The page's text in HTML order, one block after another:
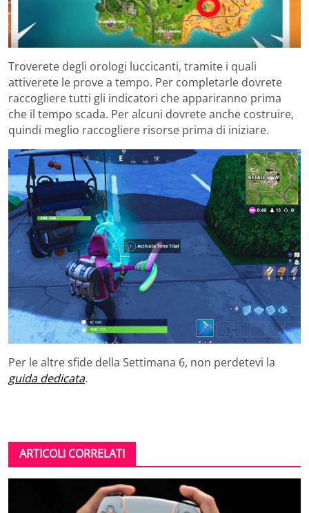
Troverete degli orologi luccicanti, tramite i quali
attiverete le prove a tempo. Per completarle dovrete
raccogliere tutti gli indicatori che appariranno prima
che il tempo scada. Per alcuni dovrete anche costruire,
quindi meglio raccogliere risorse prima di iniziare.
Per le altre sfide della Settimana 6, non perdetevi la
guida dedicata.
ARTICOLI CORRELATI